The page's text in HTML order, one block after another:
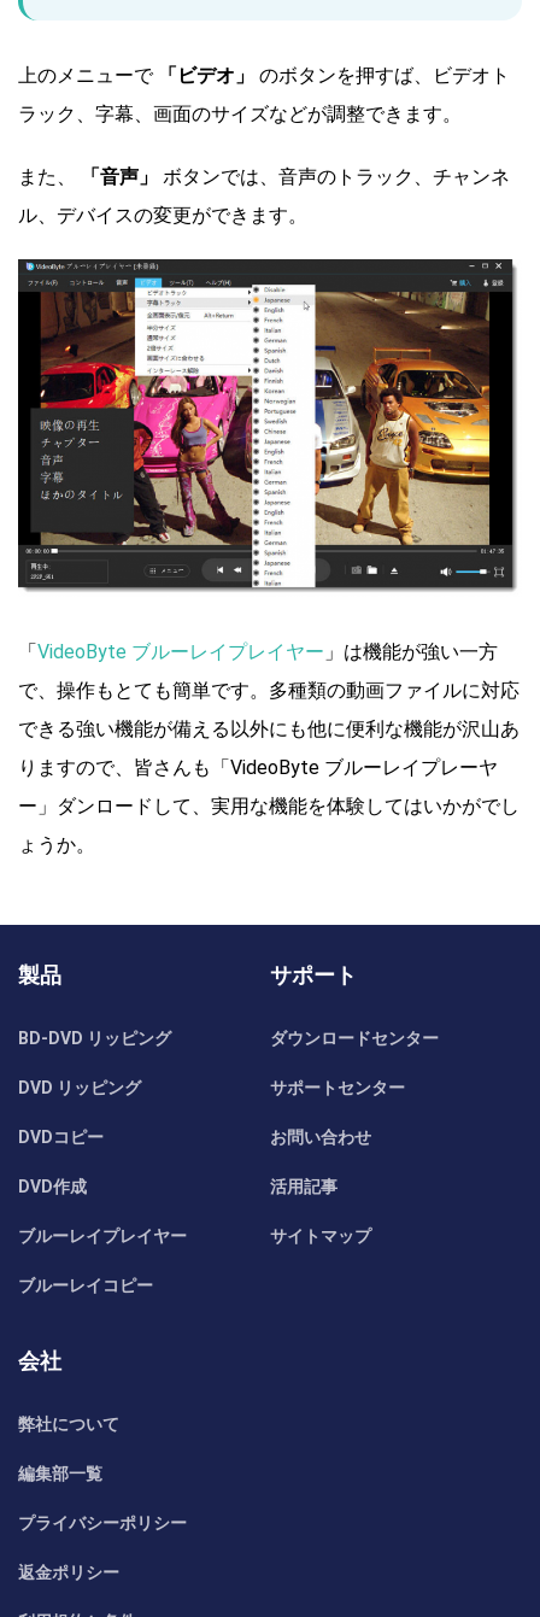
上のメニューで 「ビデオ」
のボタンを押すば、ビデオト
ラック、字幕、画面のサイズなどが調整できます。
また、 「音声」
ボタンでは、音声のトラック、チャンネ
ル、デバイスの変更ができます。
「 VideoByte ブルーレイプレイヤー 」は機能が強い一方
で、操作もとても簡単です。多種類の動画ファイルに対応
できる強い機能が備える以外にも他に便利な機能が沢山あ
りますので、皆さんも「VideoByte ブルーレイプレーヤ
ー」ダンロードして、実用な機能を体験してはいかがでし
ょうか。
製品
BD-DVD リッピング
DVD リッピング
DVDコピー
DVD作成
ブルーレイプレイヤー
ブルーレイコピー
サポート
ダウンロードセンター
サポートセンター
お問い合わせ
活用記事
サイトマップ
会社
弊社について
編集部一覧
プライバシーポリシー
返金ポリシー